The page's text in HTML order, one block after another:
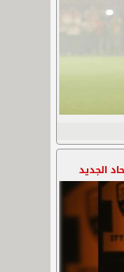
الجديد